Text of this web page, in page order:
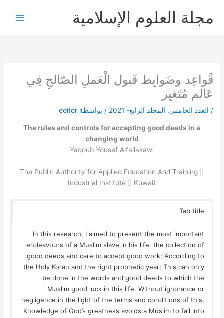
مجلة العلوم الإسلامية
قًواعِد وضَوابِط قَبول الْعَملِ الصّالحِ فِي
عَالم مُتَغيِر
/ العدد الخامس, المجلد الرابع- 2021 / بواسطة editor
The rules and controls for accepting good deeds in a
changing world
Yaqoub Yousef Alfailakawi
The Public Authority for Applied Education And Training ||
Industrial Institute || Kuwait
Tab title
In this research, I aimed to present the most important
endeavours of a Muslim slave in his life. the collection of
good deeds and care to accept good work; According to
the Holy Koran and the right prophetic year; This can only
be done in the words and good deeds to which the
Muslim good luck in this life. Without ignorance or
negligence in the light of the terms and conditions of this,
Knowledge of God’s greatness avoids a Muslim to fall into